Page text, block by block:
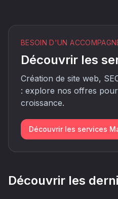
BESOIN D'UN
Découvrir les
Création de site web,
: explore nos offres
croissance.
Découvrir les services
Découvrir les